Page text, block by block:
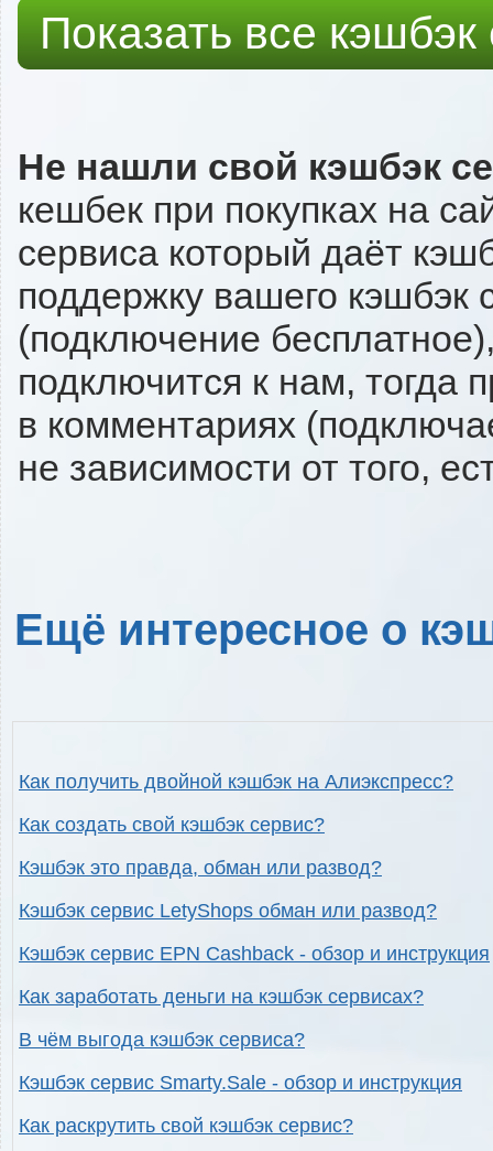
Показать все
Не нашли свой кэшбэк
кешбек при покупках на
сервиса который даёт
поддержку вашего кэшбэк
(подключение
подключится к нам, тогда
в комментариях
не зависимости от того,
Ещё интересное о
Как получить двойной кэшбэк на Алиэкспресс?
Как создать свой кэшбэк сервис?
Кэшбэк это правда, обман или развод?
Кэшбэк сервис LetyShops обман или развод?
Кэшбэк сервис EPN Cashback - обзор и инструкция
Как заработать деньги на кэшбэк сервисах?
В чём выгода кэшбэк сервиса?
Кэшбэк сервис Smarty.Sale - обзор и инструкция
Как раскрутить свой кэшбэк сервис?